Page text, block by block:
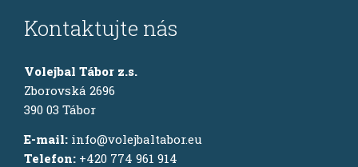
Kontaktujte nás
Volejbal Tábor z.s.
Zborovská 2696
390 03 Tábor
E-mail: info@volejbaltabor.eu
Telefon: +420 774 961 914